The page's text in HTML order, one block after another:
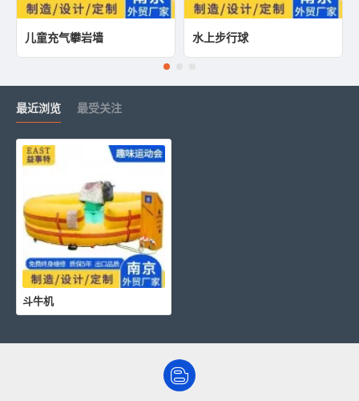
儿童充气攀岩墙 水上步行球
最近浏览 最受关注
斗牛机